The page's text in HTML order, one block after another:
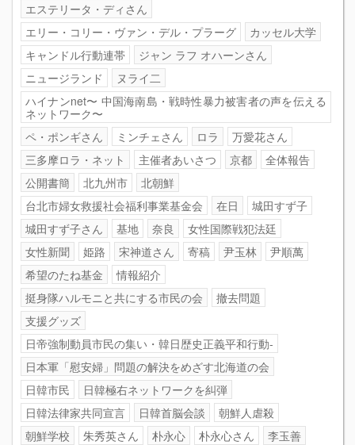
エステリータ・ディさん
エリー・コリー・ヴァン・デル・プラーグ
カッセル大学
キャンドル行動連帯
ジャン ラフ オハーンさん
ニュージランド
ヌライ二
ハイナンnet〜 中国海南島・戦時性暴力被害者の声を伝える
ネットワーク〜
ペ・ポンギさん
ミンチェさん ロラ
万愛花さん
三多摩ロラ・ネット
主催者あいさつ 京都
全体報告
公開書簡
北九州市
北朝鮮
台北市婦女救援社会福利事業基金会
在日
城田すず子
城田すず子さん
基地 奈良
女性国際戦犯法廷
女性新聞
姫路 宋神道さん 寄稿 尹玉林
尹順萬
希望のたね基金
情報紹介
挺身隊ハルモニと共にする市民の会
撤去問題
支援グッズ
日帝強制動員市民の集い・韓日歴史正義平和行動-
日本軍「慰安婦」問題の解決をめざす北海道の会
日韓市民
日韓極右ネットワークを糾弾
日韓法律家共同宣言
日韓首脳会談
朝鮮人虐殺
朝鮮学校
朱秀英さん 朴永心 朴永心さん
李玉善